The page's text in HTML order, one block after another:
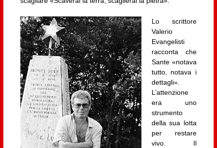
Lo scrittore
Valerio
Evangelisti
racconta che
Sante «notava
tutto, notava i
dettagli».
L’attenzione
era uno
strumento
della sua lotta
per restare
vivo. Il